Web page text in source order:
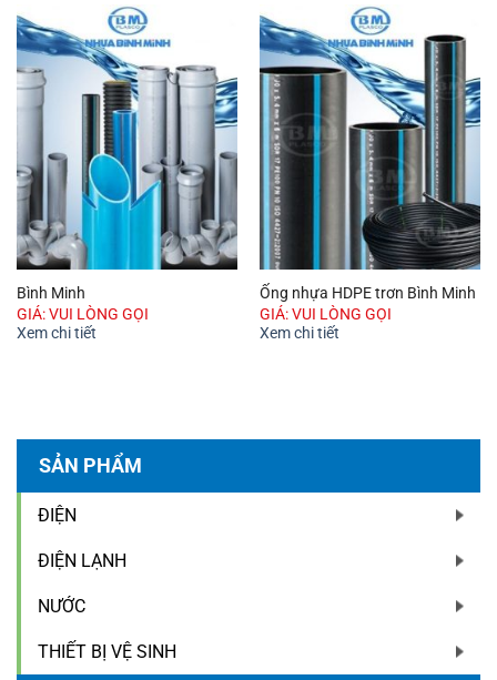
SẢN PHẨM
ĐIỆN
ĐIỆN LẠNH
NƯỚC
THIẾT BỊ VỆ SINH
Bình Minh
GIÁ: VUI LÒNG GỌI
Xem chi tiết
Ống nhựa HDPE trơn Bình Minh
GIÁ: VUI LÒNG GỌI
Xem chi tiết